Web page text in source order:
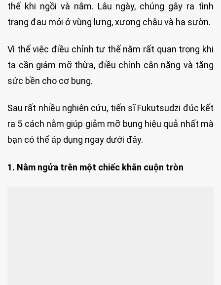
thế khi ngồi và nằm. Lâu ngày, chúng gây ra tình
trạng đau mỏi ở vùng lưng, xương chậu và hạ sườn.
Vì thế việc điều chỉnh tư thế nằm rất quan trọng khi
ta cần giảm mỡ thừa, điều chỉnh cân nặng và tăng
sức bền cho cơ bụng.
Sau rất nhiều nghiên cứu, tiến sĩ Fukutsudzi đúc kết
ra 5 cách nằm giúp giảm mỡ bụng hiệu quả nhất mà
bạn có thể áp dụng ngay dưới đây.
1. Nằm ngửa trên một chiếc khăn cuộn tròn